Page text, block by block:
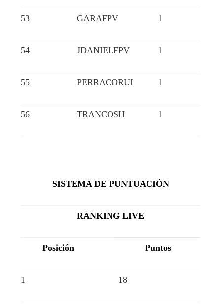
53 GARAFPV 1
54 JDANIELFPV 1
55 PERRACORUI 1
56 TRANCOSH 1
SISTEMA DE PUNTUACIÓN
RANKING LIVE
Posición Puntos
1 18